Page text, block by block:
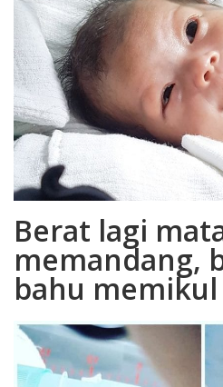
Berat lagi
memandang,
bahu memikul